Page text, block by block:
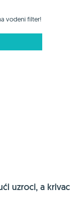
vodeni filter!
uzroci, a krivac